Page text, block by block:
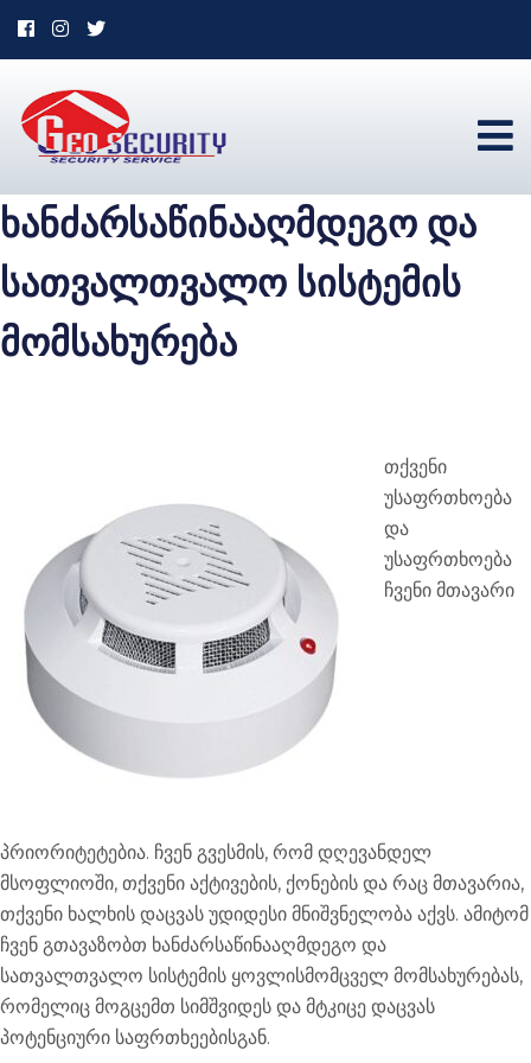
ხანძარსაწინააღმდეგო და
სათვალთვალო სისტემის
მომსახურება
თქვენი
უსაფრთხოება
და
უსაფრთხოება
ჩვენი მთავარი
პრიორიტეტებია. ჩვენ გვესმის, რომ დღევანდელ
მსოფლიოში, თქვენი აქტივების, ქონების და რაც მთავარია,
თქვენი ხალხის დაცვას უდიდესი მნიშვნელობა აქვს. ამიტომ
ჩვენ გთავაზობთ ხანძარსაწინააღმდეგო და
სათვალთვალო სისტემის ყოვლისმომცველ მომსახურებას,
რომელიც მოგცემთ სიმშვიდეს და მტკიცე დაცვას
პოტენციური საფრთხეებისგან.